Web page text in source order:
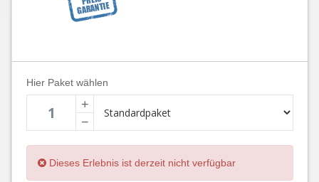
Hier Paket wählen
+
−
Dieses Erlebnis ist derzeit nicht verfügbar